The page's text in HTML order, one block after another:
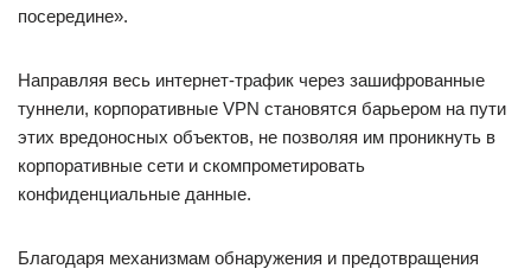
посередине».
Направляя весь интернет-трафик через зашифрованные
туннели, корпоративные VPN становятся барьером на пути
этих вредоносных объектов, не позволяя им проникнуть в
корпоративные сети и скомпрометировать
конфиденциальные данные.
Благодаря механизмам обнаружения и предотвращения